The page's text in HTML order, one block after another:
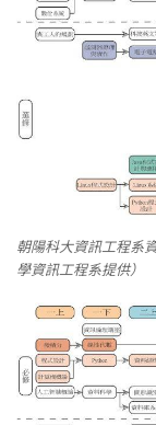
朝陽科大資訊工程系
學資訊工程系提供）